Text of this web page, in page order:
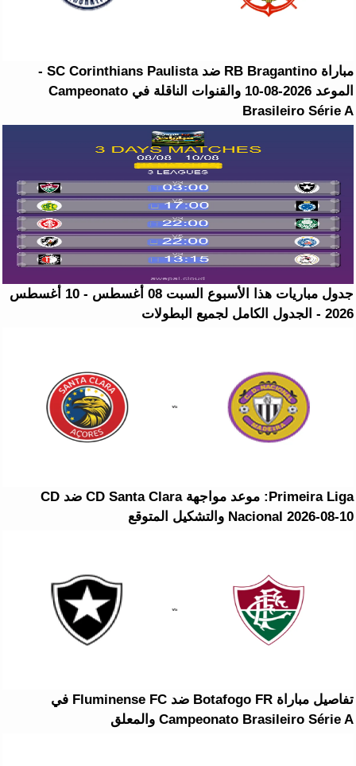
مباراة RB Bragantino ضد SC Corinthians Paulista -
الموعد 2026-08-10 والقنوات الناقلة في Campeonato
Brasileiro Série A
جدول مباريات هذا الأسبوع السبت 08 أغسطس - 10 أغسطس
2026 - الجدول الكامل لجميع البطولات
Primeira Liga: موعد مواجهة CD Santa Clara ضد CD
Nacional 2026-08-10 والتشكيل المتوقع
تفاصيل مباراة Botafogo FR ضد Fluminense FC في
Campeonato Brasileiro Série A والمعلق